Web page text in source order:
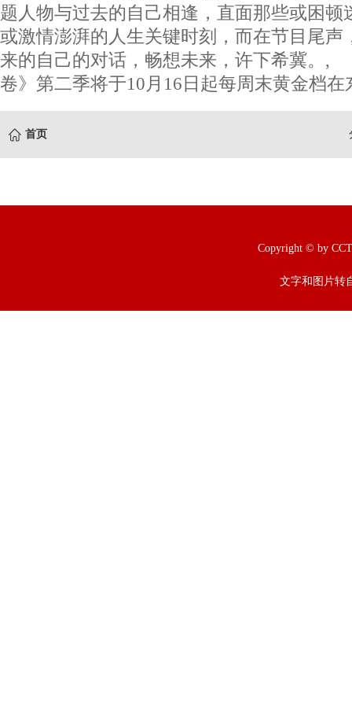
题人物与过去的自己相逢，直面那些或困顿
或激情澎湃的人生关键时刻，而在节目尾声
来的自己的对话，畅想未来，许下希冀
卷》第二季将于10月16日起每周末黄金档
首页
Copyright © by
文字和图片转